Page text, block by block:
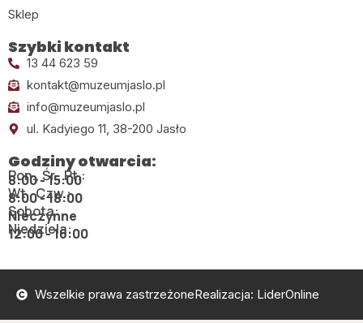
Sklep
Szybki kontakt
13 44 623 59
kontakt@muzeumjaslo.pl
info@muzeumjaslo.pl
ul. Kadyiego 11, 38-200 Jasło
Godziny otwarcia:
Pon., Śr., Pt.:
8:00 - 15:00
Wt., Czw.:
8:00 - 18:00
Sobota:
Nieczynne
Niedziela:
12:00 - 16:00
Wszelkie prawa zastrzeżoneRealizacja: LiderOnline